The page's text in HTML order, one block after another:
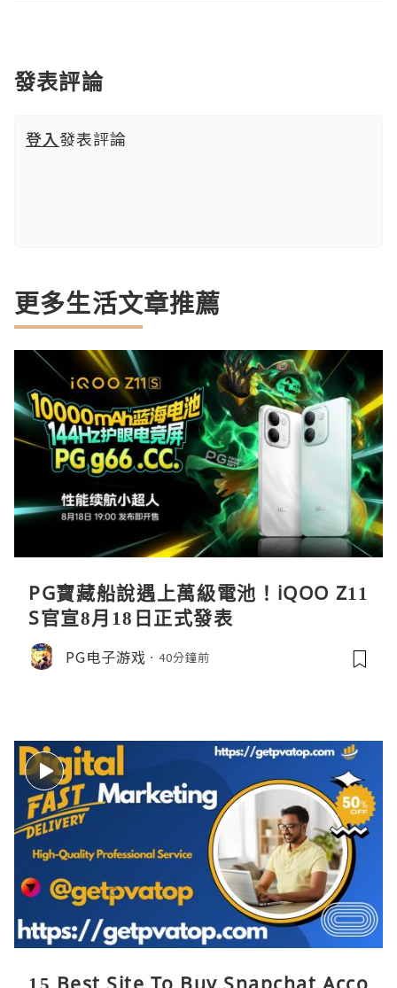
發表評論
登入發表評論
更多生活文章推薦
PG寶藏船說遇上萬級電池！iQOO Z11
S官宣8月18日正式發表
PG电子游戏 40分鐘前